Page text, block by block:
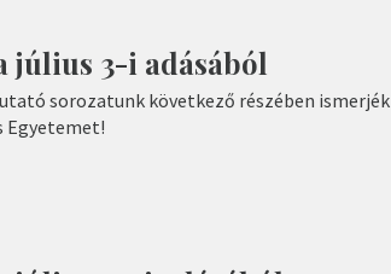
július 3-i adásából
sorozatunk következő részében ismerjék
Egyetemet!